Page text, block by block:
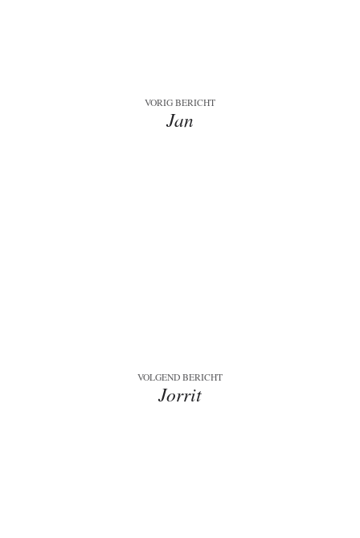
VORIG BERICHT
Jan
VOLGEND BERICHT
Jorrit